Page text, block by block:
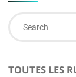
TOUTES LES